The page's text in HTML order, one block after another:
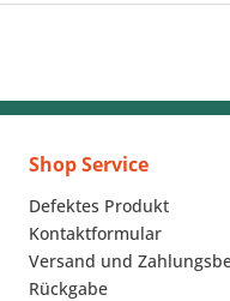
Shop Service
Defektes Produkt
Kontaktformular
Versand und
Rückgabe